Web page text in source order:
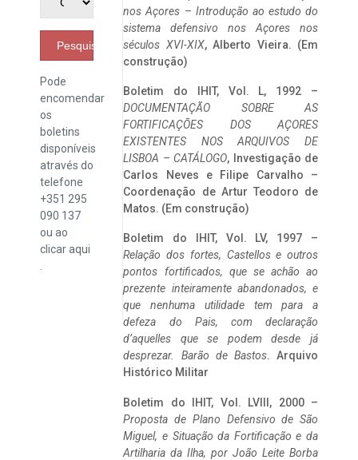
Pesquisar
Pode
encomendar
os
boletins
disponíveis
através do
telefone
+351 295
090 137
ou ao
clicaraqui
nos Açores – Introdução ao estudo do
sistema defensivo nos Açores nos
séculos XVI-XIX, Alberto Vieira. (Em
construção)
Boletim do IHIT, Vol. L, 1992 –
DOCUMENTAÇÃO SOBRE AS
FORTIFICAÇÕES DOS AÇORES
EXISTENTES NOS ARQUIVOS DE
LISBOA – CATÁLOGO, Investigação de
Carlos Neves e Filipe Carvalho –
Coordenação de Artur Teodoro de
Matos. (Em construção)
Boletim do IHIT, Vol. LV, 1997 –
Relação dos fortes, Castellos e outros
pontos fortificados, que se achão ao
prezente inteiramente abandonados, e
que nenhuma utilidade tem para a
defeza do Pais, com declaração
d’aquelles que se podem desde já
desprezar. Barão de Bastos. Arquivo
Histórico Militar
Boletim do IHIT, Vol. LVIII, 2000 –
Proposta de Plano Defensivo de São
Miguel, e Situação da Fortificação e da
Artilharia da Ilha, por João Leite Borba